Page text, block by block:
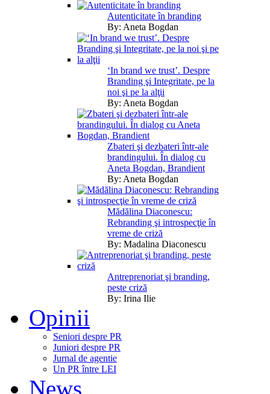
Autenticitate în branding
By: Aneta Bogdan
‘In brand we trust’. Despre
Branding şi Integritate, pe la
noi şi pe la alţii
By: Aneta Bogdan
Zbateri şi dezbateri într-ale
brandingului. În dialog cu
Aneta Bogdan, Brandient
By: Aneta Bogdan
Mădălina Diaconescu:
Rebranding şi introspecţie în
vreme de criză
By: Madalina Diaconescu
Antreprenoriat şi branding,
peste criză
By: Irina Ilie
Opinii
Seniori despre PR
Juniori despre PR
Jurnal de agentie
Un PR între LEI
News